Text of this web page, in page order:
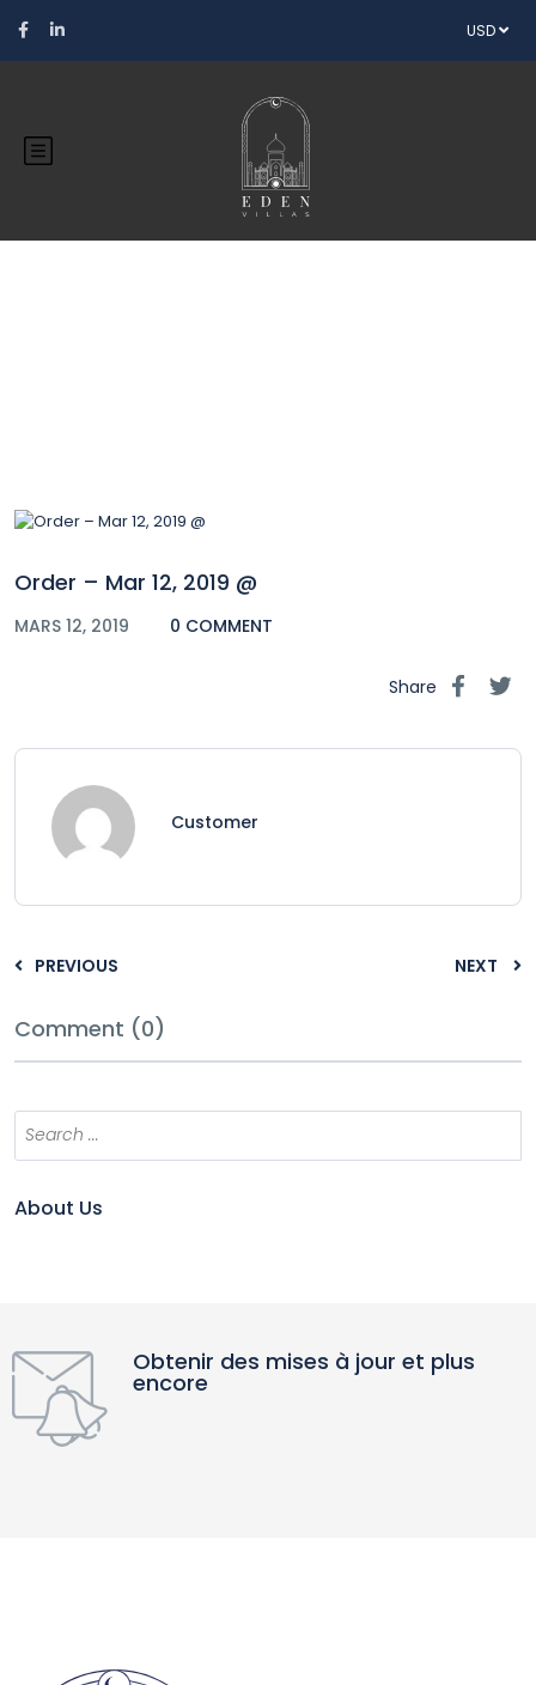
USD
Order – Mar 12, 2019 @
MARS 12, 2019 0 COMMENT
Share
Customer
PREVIOUS NEXT
Comment (0)
About Us
Obtenir des mises à jour et plus
encore